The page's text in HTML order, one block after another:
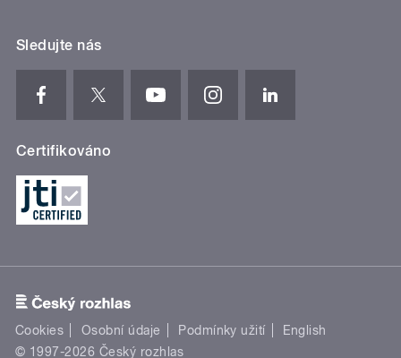
Sledujte nás
Certifikováno
Cookies Osobní údaje Podmínky užití
English
© 1997-2026 Český rozhlas